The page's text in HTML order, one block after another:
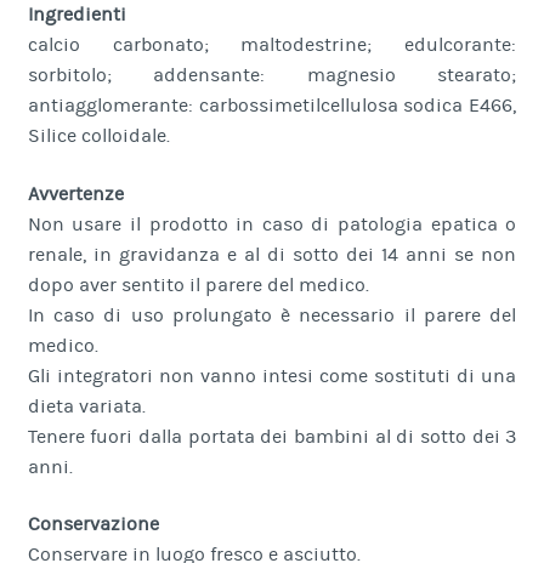
Ingredienti
calcio carbonato; maltodestrine; edulcorante:
sorbitolo; addensante: magnesio stearato;
antiagglomerante: carbossimetilcellulosa sodica E466,
Silice colloidale.
Avvertenze
Non usare il prodotto in caso di patologia epatica o
renale, in gravidanza e al di sotto dei 14 anni se non
dopo aver sentito il parere del medico.
In caso di uso prolungato è necessario il parere del
medico.
Gli integratori non vanno intesi come sostituti di una
dieta variata.
Tenere fuori dalla portata dei bambini al di sotto dei 3
anni.
Conservazione
Conservare in luogo fresco e asciutto.